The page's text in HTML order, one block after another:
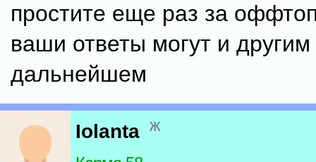
простите еще раз за
ваши ответы могут и
дальнейшем
Iolanta ж